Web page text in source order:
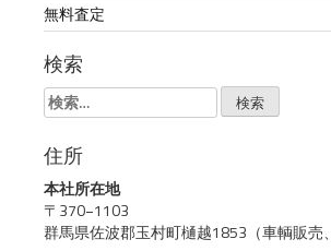
無料査定
検索
検
索:
住所
本社所在地
〒370−1103
群馬県佐波郡玉村町樋越1853（車輌販売